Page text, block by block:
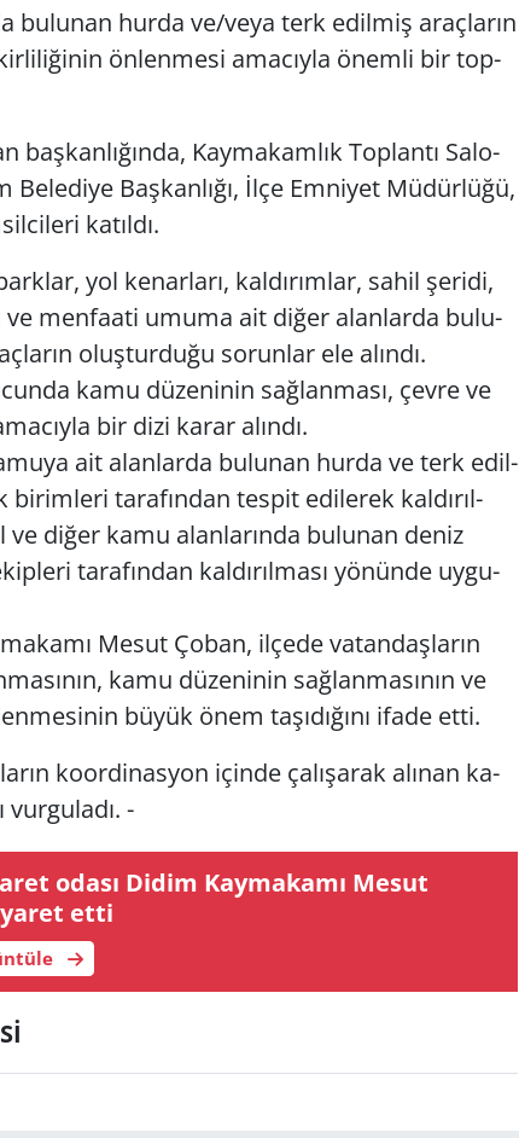
bu­lu­nan hurda ve/veya terk edil­miş araç­la­rın
ön­len­me­si ama­cıy­la önem­li bir top­
baş­kan­lı­ğın­da, Kay­ma­kam­lık Top­lan­tı Sa­lo­
Be­le­di­ye Baş­kan­lı­ğı, İlçe Em­ni­yet Mü­dür­lü­ğü,
ka­tıl­dı.
yol ke­nar­la­rı, kal­dı­rım­lar, sahil şe­ri­di,
ve men­fa­ati umuma ait diğer alan­lar­da bu­lu­
oluş­tur­du­ğu so­run­lar ele alın­dı.
kamu dü­ze­ni­nin sağ­lan­ma­sı, çevre ve
bir dizi karar alın­dı.
ait alan­lar­da bu­lu­nan hurda ve terk edil­
bi­rim­le­ri ta­ra­fın­dan tes­pit edi­le­rek kal­dı­rıl­
ve diğer kamu alan­la­rın­da bu­lu­nan deniz
ta­ra­fın­dan kal­dı­rıl­ma­sı yö­nün­de uy­gu­
Mesut Çoban, il­çe­de va­tan­daş­la­rın
kamu dü­ze­ni­nin sağ­lan­ma­sı­nın ve
büyük önem ta­şı­dı­ğı­nı ifade etti.
ko­or­di­nas­yon için­de ça­lı­şa­rak alı­nan ka­
vur­gu­la­dı. -
odası Didim Kaymakamı Mesut
etti